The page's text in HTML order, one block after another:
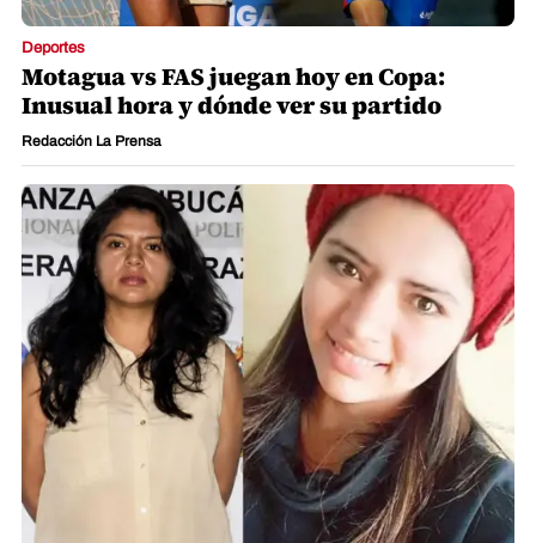
Deportes
Motagua vs FAS juegan hoy en Copa:
Inusual hora y dónde ver su partido
Redacción La Prensa